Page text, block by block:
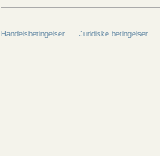
Handelsbetingelser Juridiske betingelser